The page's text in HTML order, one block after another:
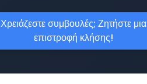
Χρειάζεστε συμβουλές; Ζητήστε μια
επιστροφή κλήσης!